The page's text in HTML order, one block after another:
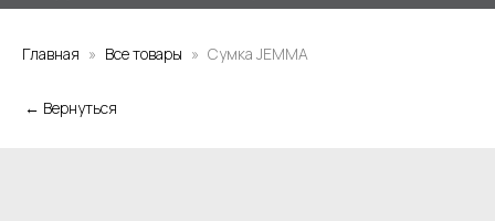
Главная Все товары Сумка JEMMA
← Вернуться